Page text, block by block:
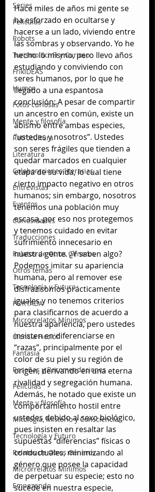
Series
Películas
Robots
Turismo Sci-Fi y Curioso
FrikIDEAS
Humor
Fotos curiosas
Mente y filosofía
Retrocultura
Literatura
Colaboraciones literarias
Entrevistas
Eventos
Curiosidades
Traducciones
Relatos de Otros Géneros
Otros temas
Tecnología y Futuro
PORTADA
Microrrelatos Mínimos
Ciencia Ficción
Fantasía
Reseñas y Recomendaciones
Películas
Mente y filosofía
Mitología, Misterio y Consciencia
Tecnología y Futuro
Relatos de Otros Géneros
Microrrelatos Mínimos
Empezando
Hace miles de años mi gente se
ha esforzado en ocultarse y
hacerse a un lado, viviendo entre
las sombras y observando. Yo he
hecho lo mismo, pero llevo años
estudiando y conviviendo con
seres humanos, por lo que he
llegado a una espantosa
conclusión: A pesar de compartir
un ancestro en común, existe un
abismo entre ambas especies,
“ustedes y nosotros”. Ustedes
son seres frágiles que tienden a
quedar marcados en cualquier
etapa de su vida, lo cual tiene
cierto impacto negativo en otros
humanos; sin embargo, nosotros
tenemos una población muy
escasa, por eso nos protegemos
y tenemos cuidado en evitar
sufrimiento innecesario en
nuestra gente. ¿Y saben algo?
Podemos imitar su apariencia
humana, pero al remover ese
disfraz somos prácticamente
iguales y no tenemos criterios
para clasificarnos de acuerdo a
nuestra apariencia, pero ustedes
insisten en diferenciarse en
“razas”, principalmente por el
color de su piel y su región de
origen, derivando en una eterna
rivalidad y segregación humana.
Además, he notado que existe un
comportamiento hostil entre
ustedes debido al sexo biológico,
pues insisten en resaltar las
supuestas “diferencias” físicas o
conductuales, minimizando al
género que posee la capacidad
de perpetuar su especie; esto no
sucede en nuestra especie,